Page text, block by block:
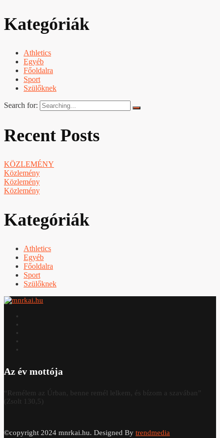
Kategóriák
Athletics
Egyéb
Főoldalra
Sport
Szülőknek
Search for:
Recent Posts
KÖZLEMÉNY
Közlemény
Közlemény
Közlemény
Kategóriák
Athletics
Egyéb
Főoldalra
Sport
Szülőknek
Az év mottója
“Remélem az Úrban, benne remél lelkem, és bízom a szavában”
(Zsolt 130,5)
©copyright 2024 mnrkai.hu. Designed By trendmedia